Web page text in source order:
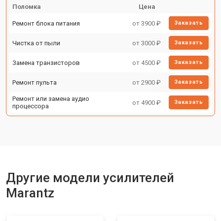
Поломка Цена
Ремонт блока питания от 3900 ₽ Заказать
Чистка от пыли от 3000 ₽ Заказать
Замена транзисторов от 4500 ₽ Заказать
Ремонт пульта от 2900 ₽ Заказать
Ремонт или замена аудио
процессора
от 4900 ₽ Заказать
Другие модели усилителей
Marantz